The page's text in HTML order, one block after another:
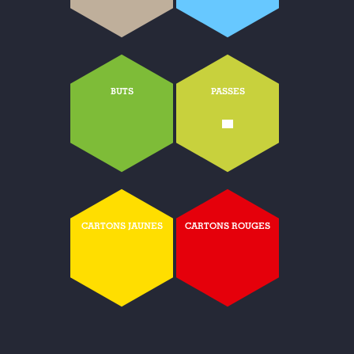
BUTS PASSES
-
CARTONS JAUNES CARTONS ROUGES